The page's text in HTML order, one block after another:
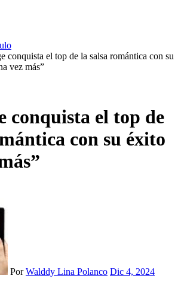
conquista el top de la salsa romántica con su
vez más”
conquista el top de
con su éxito
PorWalddy Lina Polanco Dic 4, 2024